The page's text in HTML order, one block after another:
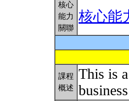
核心
能力
關聯
核心能
課程
概述
This is